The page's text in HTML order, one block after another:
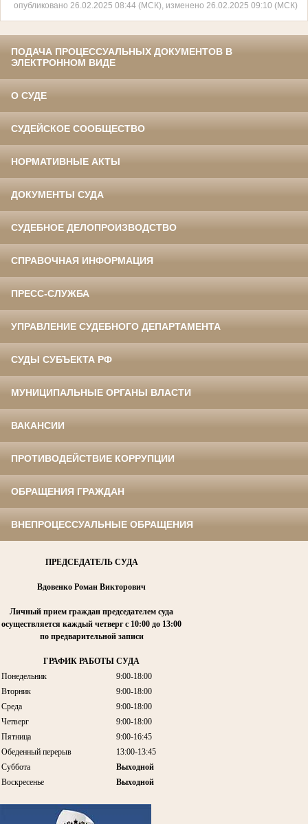
опубликовано 26.02.2025 08:44 (МСК), изменено 26.02.2025 09:10 (МСК)
ПОДАЧА ПРОЦЕССУАЛЬНЫХ ДОКУМЕНТОВ В
ЭЛЕКТРОННОМ ВИДЕ
О СУДЕ
СУДЕЙСКОЕ СООБЩЕСТВО
НОРМАТИВНЫЕ АКТЫ
ДОКУМЕНТЫ СУДА
СУДЕБНОЕ ДЕЛОПРОИЗВОДСТВО
СПРАВОЧНАЯ ИНФОРМАЦИЯ
ПРЕСС-СЛУЖБА
УПРАВЛЕНИЕ СУДЕБНОГО ДЕПАРТАМЕНТА
СУДЫ СУБЪЕКТА РФ
МУНИЦИПАЛЬНЫЕ ОРГАНЫ ВЛАСТИ
ВАКАНСИИ
ПРОТИВОДЕЙСТВИЕ КОРРУПЦИИ
ОБРАЩЕНИЯ ГРАЖДАН
ВНЕПРОЦЕССУАЛЬНЫЕ ОБРАЩЕНИЯ
ПРЕДСЕДАТЕЛЬ СУДА
Вдовенко Роман Викторович
Личный прием граждан председателем суда
осуществляется каждый четвергс 10:00 до 13:00
по предварительной записи
ГРАФИК РАБОТЫ СУДА
Понедельник
9:00-18:00
Вторник
9:00-18:00
Среда
9:00-18:00
Четверг
9:00-18:00
Пятница
9:00-16:45
Обеденный перерыв
13:00-13:45
Суббота
Выходной
Воскресенье
Выходной